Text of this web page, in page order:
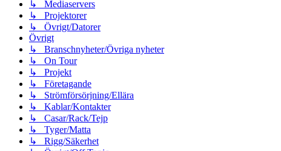
↳ Mediaservers
↳ Projektorer
↳ Övrigt/Datorer
Övrigt
↳ Branschnyheter/Övriga nyheter
↳ On Tour
↳ Projekt
↳ Företagande
↳ Strömförsörjning/Ellära
↳ Kablar/Kontakter
↳ Casar/Rack/Tejp
↳ Tyger/Matta
↳ Rigg/Säkerhet